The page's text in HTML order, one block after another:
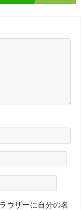
ウザーに自分の名